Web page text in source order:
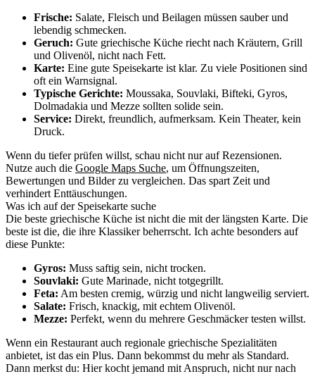
Frische: Salate, Fleisch und Beilagen müssen sauber und
lebendig schmecken.
Geruch: Gute griechische Küche riecht nach Kräutern, Grill
und Olivenöl, nicht nach Fett.
Karte: Eine gute Speisekarte ist klar. Zu viele Positionen sind
oft ein Warnsignal.
Typische Gerichte: Moussaka, Souvlaki, Bifteki, Gyros,
Dolmadakia und Mezze sollten solide sein.
Service: Direkt, freundlich, aufmerksam. Kein Theater, kein
Druck.
Wenn du tiefer prüfen willst, schau nicht nur auf Rezensionen.
Nutze auch die Google Maps Suche, um Öffnungszeiten,
Bewertungen und Bilder zu vergleichen. Das spart Zeit und
verhindert Enttäuschungen.
Was ich auf der Speisekarte suche
Die beste griechische Küche ist nicht die mit der längsten Karte. Die
beste ist die, die ihre Klassiker beherrscht. Ich achte besonders auf
diese Punkte:
Gyros: Muss saftig sein, nicht trocken.
Souvlaki: Gute Marinade, nicht totgegrillt.
Feta: Am besten cremig, würzig und nicht langweilig serviert.
Salate: Frisch, knackig, mit echtem Olivenöl.
Mezze: Perfekt, wenn du mehrere Geschmäcker testen willst.
Wenn ein Restaurant auch regionale griechische Spezialitäten
anbietet, ist das ein Plus. Dann bekommst du mehr als Standard.
Dann merkst du: Hier kocht jemand mit Anspruch, nicht nur nach